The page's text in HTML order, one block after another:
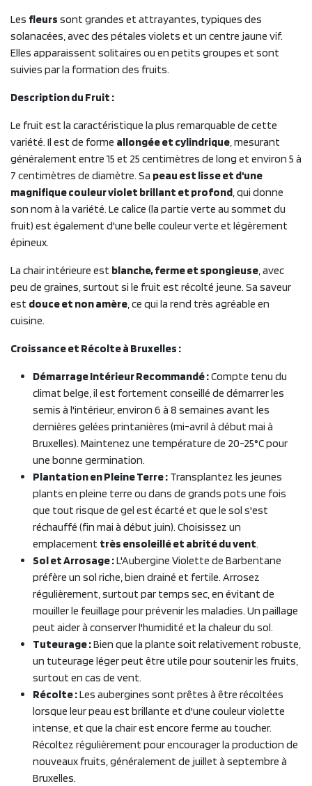
Les fleurs sont grandes et attrayantes, typiques des
solanacées, avec des pétales violets et un centre jaune vif.
Elles apparaissent solitaires ou en petits groupes et sont
suivies par la formation des fruits.
Description du Fruit :
Le fruit est la caractéristique la plus remarquable de cette
variété. Il est de forme allongée et cylindrique, mesurant
généralement entre 15 et 25 centimètres de long et environ 5 à
7 centimètres de diamètre. Sa peau est lisse et d'une
magnifique couleur violet brillant et profond, qui donne
son nom à la variété. Le calice (la partie verte au sommet du
fruit) est également d'une belle couleur verte et légèrement
épineux.
La chair intérieure est blanche, ferme et spongieuse, avec
peu de graines, surtout si le fruit est récolté jeune. Sa saveur
est douce et non amère, ce qui la rend très agréable en
cuisine.
Croissance et Récolte à Bruxelles :
Démarrage Intérieur Recommandé :Compte tenu du
climat belge, il est fortement conseillé de démarrer les
semis à l'intérieur, environ 6 à 8 semaines avant les
dernières gelées printanières (mi-avril à début mai à
Bruxelles). Maintenez une température de 20-25°C pour
une bonne germination.
Plantation en Pleine Terre : Transplantez les jeunes
plants en pleine terre ou dans de grands pots une fois
que tout risque de gel est écarté et que le sol s'est
réchauffé (fin mai à début juin). Choisissez un
emplacement très ensoleillé et abrité du vent.
Sol et Arrosage :L'Aubergine Violette de Barbentane
préfère un sol riche, bien drainé et fertile. Arrosez
régulièrement, surtout par temps sec, en évitant de
mouiller le feuillage pour prévenir les maladies. Un paillage
peut aider à conserver l'humidité et la chaleur du sol.
Tuteurage :Bien que la plante soit relativement robuste,
un tuteurage léger peut être utile pour soutenir les fruits,
surtout en cas de vent.
Récolte :Les aubergines sont prêtes à être récoltées
lorsque leur peau est brillante et d'une couleur violette
intense, et que la chair est encore ferme au toucher.
Récoltez régulièrement pour encourager la production de
nouveaux fruits, généralement de juillet à septembre à
Bruxelles.